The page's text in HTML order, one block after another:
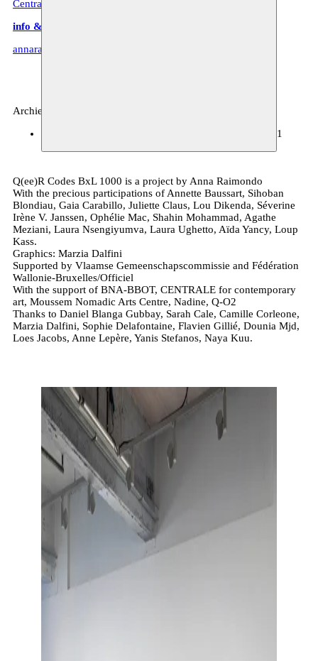
Centrale for contemporary art
info & soundwalks
annaraimmondo.com
Archief, beeldende kunst
25.03–12.09.2021
Q(ee)R Codes BxL 1000 is a project by Anna Raimondo
With the precious participations of Annette Baussart, Sihoban
Blondiau, Gaia Carabillo, Juliette Claus, Lou Dikenda, Séverine
Irène V. Janssen, Ophélie Mac, Shahin Mohammad, Agathe
Meziani, Laura Nsengiyumva, Laura Ughetto, Aïda Yancy, Loup
Kass.
Graphics: Marzia Dalfini
Supported by Vlaamse Gemeenschapscommissie and Fédération
Wallonie-Bruxelles/Officiel
With the support of BNA-BBOT, CENTRALE for contemporary
art, Moussem Nomadic Arts Centre, Nadine, Q-O2
Thanks to Daniel Blanga Gubbay, Sarah Cale, Camille Corleone,
Marzia Dalfini, Sophie Delafontaine, Flavien Gillié, Dounia Mjd,
Loes Jacobs, Anne Lepère, Yanis Stefanos, Naya Kuu.